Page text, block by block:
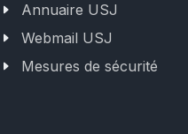
Annuaire USJ
Webmail USJ
Mesures de sécurité